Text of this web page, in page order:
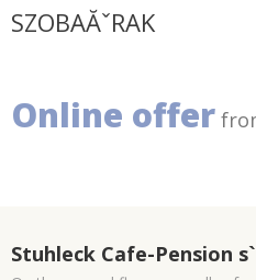
SZOBAĂˇRAK
Online offer
Stuhleck Cafe-Pension